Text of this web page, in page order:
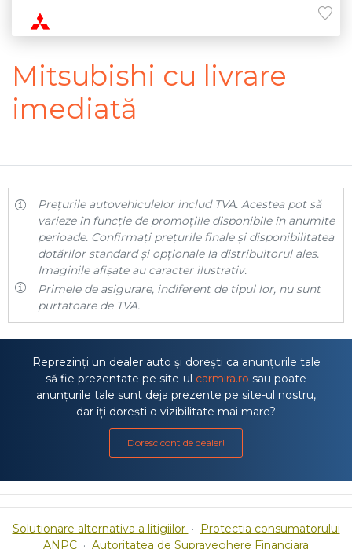
Mitsubishi cu livrare
imediată
Prețurile autovehiculelor includ TVA. Acestea pot să
varieze în funcție de promoțiile disponibile în anumite
perioade. Confirmați prețurile finale și disponibilitatea
dotărilor standard și opționale la distribuitorul ales.
Imaginile afișate au caracter ilustrativ.
Primele de asigurare, indiferent de tipul lor, nu sunt
purtatoare de TVA.
Reprezinți un dealer auto și dorești ca anunțurile tale
să fie prezentate pe site-ul carmira.ro sau poate
anunțurile tale sunt deja prezente pe site-ul nostru,
dar îți dorești o vizibilitate mai mare?
Doresc cont de dealer!
Solutionare alternativa a litigiilor · Protectia consumatorului
ANPC · Autoritatea de Supraveghere Financiara